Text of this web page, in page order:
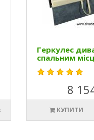
Геркулес
спальним
8
КУПИТИ